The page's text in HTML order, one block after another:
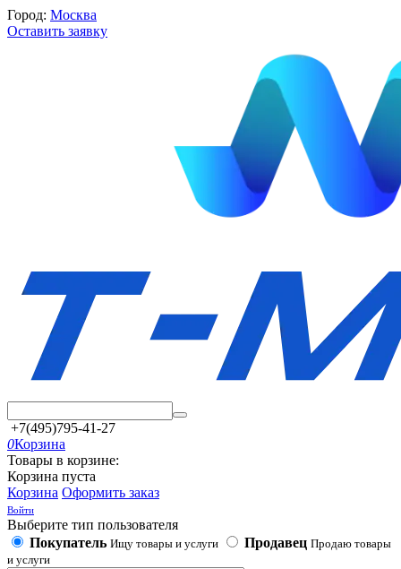
Город: Москва
Оставить заявку
+7(495)795-41-27
0Корзина
Товары в корзине:
Корзина пуста
Корзина Оформить заказ
Войти
Выберите тип пользователя
Покупатель Ищу товары и услуги Продавец Продаю товары
и услуги